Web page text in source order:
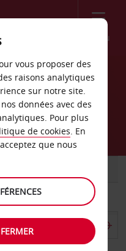
Menu
vous proposer des
raisons analytiques
sur notre site.
données avec des
Pour plus
de cookies. En
que nous